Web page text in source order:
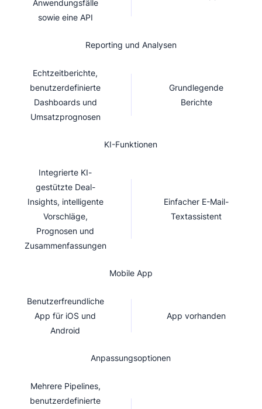
Anwendungsfälle
sowie eine API
Reporting und Analysen
Echtzeitberichte,
benutzerdefinierte
Dashboards und
Umsatzprognosen
Grundlegende
Berichte
KI-Funktionen
Integrierte KI-
gestützte Deal-
Insights, intelligente
Vorschläge,
Prognosen und
Zusammenfassungen
Einfacher E-Mail-
Textassistent
Mobile App
Benutzerfreundliche
App für iOS und
Android
App vorhanden
Anpassungsoptionen
Mehrere Pipelines,
benutzerdefinierte